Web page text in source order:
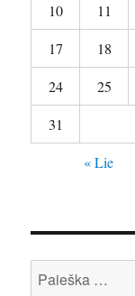
10
11
17
18
24
25
31
« Lie
Ieškoti: